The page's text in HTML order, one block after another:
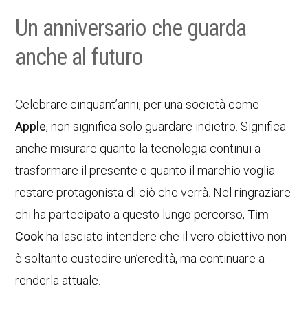
Un anniversario che guarda
anche al futuro
Celebrare cinquant’anni, per una società come
Apple, non significa solo guardare indietro. Significa
anche misurare quanto la tecnologia continui a
trasformare il presente e quanto il marchio voglia
restare protagonista di ciò che verrà. Nel ringraziare
chi ha partecipato a questo lungo percorso,Tim
Cook ha lasciato intendere che il vero obiettivo non
è soltanto custodire un’eredità, ma continuare a
renderla attuale.